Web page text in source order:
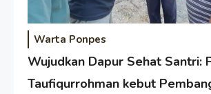
Warta Ponpes
Wujudkan Dapur Sehat Santri:
Taufiqurrohman kebut